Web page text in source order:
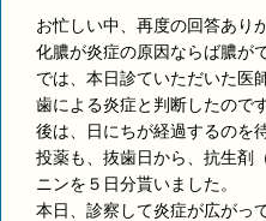
お忙しい中、再度の回答あり
化膿が炎症の原因ならば膿が
では、本日診ていただいた医
歯による炎症と判断したのです
後は、日にちが経過するのを
投薬も、抜歯日から、抗生剤
ニンを５日分貰いました。
本日、診察して炎症が広がっ